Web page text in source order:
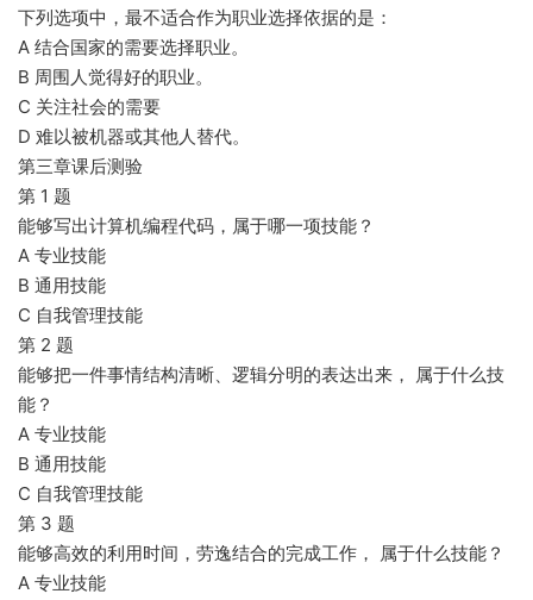
下列选项中，最不适合作为职业选择依据的是：
A 结合国家的需要选择职业。
B 周围人觉得好的职业。
C 关注社会的需要
D 难以被机器或其他人替代。
第三章课后测验
第 1 题
能够写出计算机编程代码，属于哪一项技能？
A 专业技能
B 通用技能
C 自我管理技能
第 2 题
能够把一件事情结构清晰、逻辑分明的表达出来， 属于什么技
能？
A 专业技能
B 通用技能
C 自我管理技能
第 3 题
能够高效的利用时间，劳逸结合的完成工作， 属于什么技能？
A 专业技能